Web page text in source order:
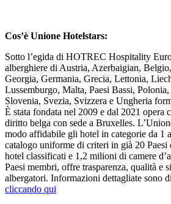
Cos’è Unione Hotelstars:
Sotto l’egida di HOTREC Hospitality
alberghiere di Austria, Azerbaigian,
Georgia, Germania, Grecia, Lettonia,
Lussemburgo, Malta, Paesi Bassi,
Slovenia, Svezia, Svizzera e Ungheria
È stata fondata nel 2009 e dal 2021 opera
diritto belga con sede a Bruxelles.
modo affidabile gli hotel in categorie da 1
catalogo uniforme di criteri in già 20
hotel classificati e 1,2 milioni di camere
Paesi membri, offre trasparenza, qualità e
albergatori. Informazioni dettagliate sono
cliccando qui